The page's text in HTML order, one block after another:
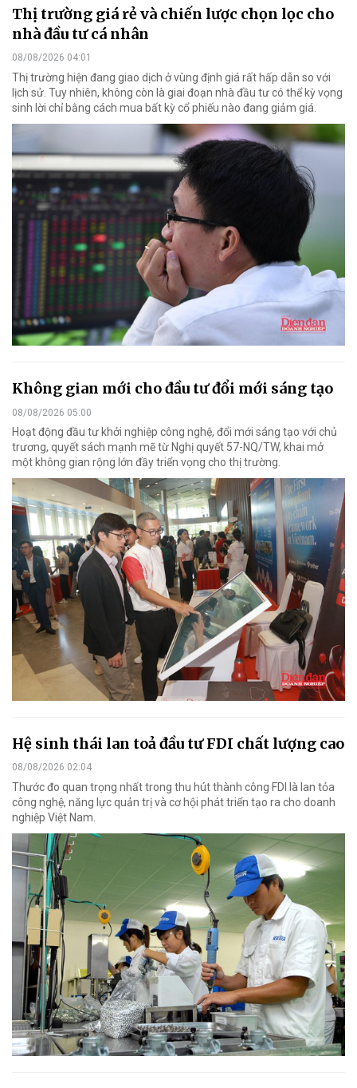
Thị trường giá rẻ và chiến lược chọn lọc cho
nhà đầu tư cá nhân
08/08/2026 04:01
Thị trường hiện đang giao dịch ở vùng định giá rất hấp dẫn so với
lịch sử. Tuy nhiên, không còn là giai đoạn nhà đầu tư có thể kỳ vọng
sinh lời chỉ bằng cách mua bất kỳ cổ phiếu nào đang giảm giá.
Không gian mới cho đầu tư đổi mới sáng tạo
08/08/2026 05:00
Hoạt động đầu tư khởi nghiệp công nghệ, đổi mới sáng tạo với chủ
trương, quyết sách mạnh mẽ từ Nghị quyết 57-NQ/TW, khai mở
một không gian rộng lớn đầy triển vọng cho thị trường.
Hệ sinh thái lan toả đầu tư FDI chất lượng cao
08/08/2026 02:04
Thước đo quan trọng nhất trong thu hút thành công FDI là lan tỏa
công nghệ, năng lực quản trị và cơ hội phát triển tạo ra cho doanh
nghiệp Việt Nam.